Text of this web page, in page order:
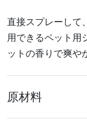
直接スプレーして
用できるペット用
ットの香りで爽や
原材料